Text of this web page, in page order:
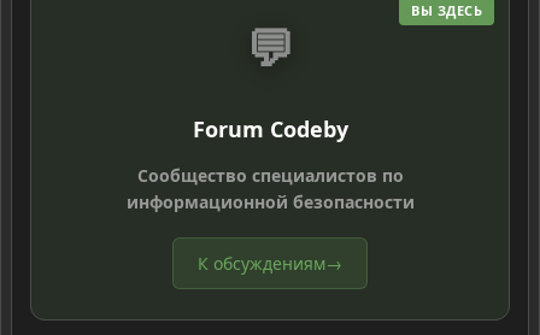
ВЫ ЗДЕСЬ
💬
Forum Codeby
Сообщество специалистов по
информационной безопасности
К обсуждениям→